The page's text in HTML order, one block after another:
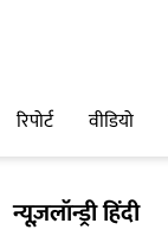
रिपोर्ट वीडियो
न्यूज़लॉन्ड्री हिंदी